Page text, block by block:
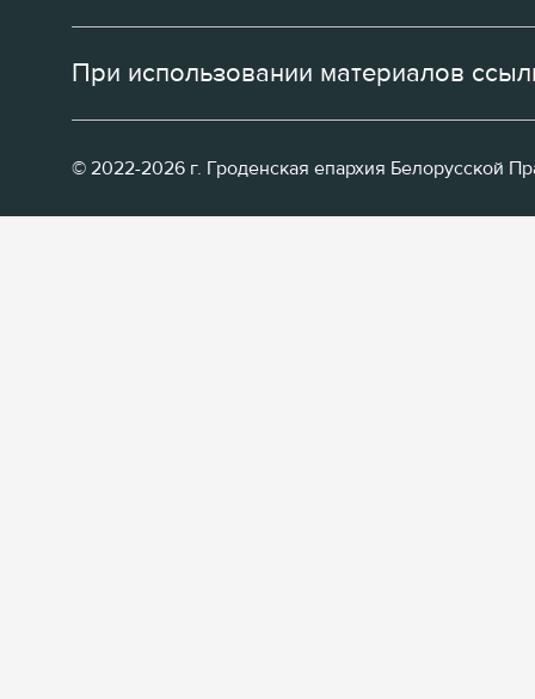
При использовании материалов
© 2022-2026 г. Гроденская епархия Белорусской